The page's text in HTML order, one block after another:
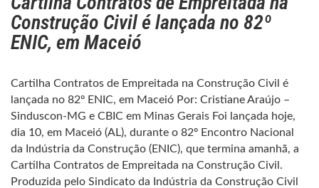
Construção Civil é lançada no 82º
ENIC, em Maceió
Cartilha Contratos de Empreitada na Construção Civil é
lançada no 82º ENIC, em Maceió Por: Cristiane Araújo –
Sinduscon-MG e CBIC em Minas Gerais Foi lançada hoje,
dia 10, em Maceió (AL), durante o 82º Encontro Nacional
da Indústria da Construção (ENIC), que termina amanhã, a
Cartilha Contratos de Empreitada na Construção Civil.
Produzida pelo Sindicato da Indústria da Construção Civil